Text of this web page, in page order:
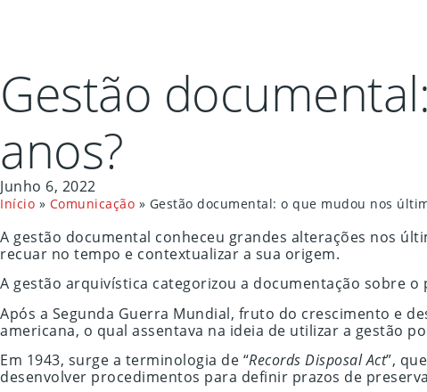
Gestão
anos?
Junho 6, 2022
Início » Comunicação » Gestão documental: o que mudou nos
A gestão documental conheceu grandes alterações nos
recuar no tempo e contextualizar a sua origem.
A gestão arquivística categorizou a documentação sobre
Após a Segunda Guerra Mundial, fruto do crescimento e
americana, o qual assentava na ideia de utilizar a gestão
Em 1943, surge a terminologia de “Records Disposal Act”,
desenvolver procedimentos para definir prazos de